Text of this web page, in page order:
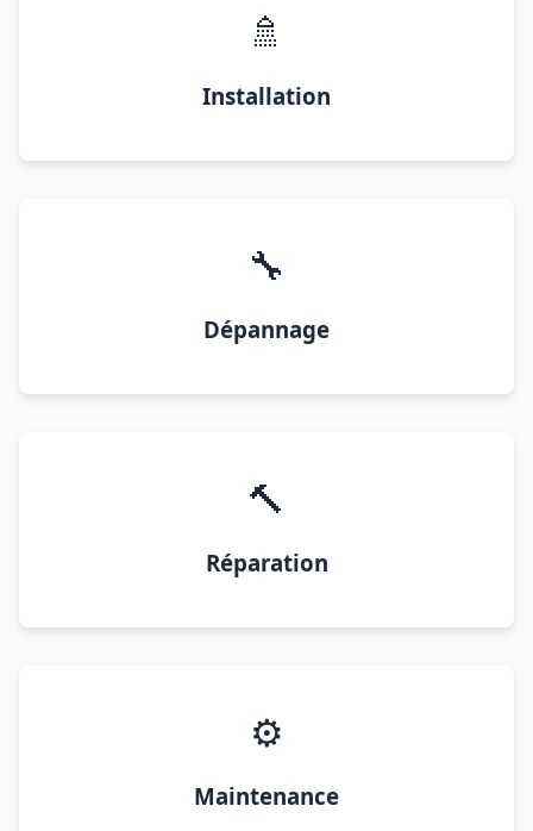
🚿
Installation
🔧
Dépannage
🔨
Réparation
⚙️
Maintenance